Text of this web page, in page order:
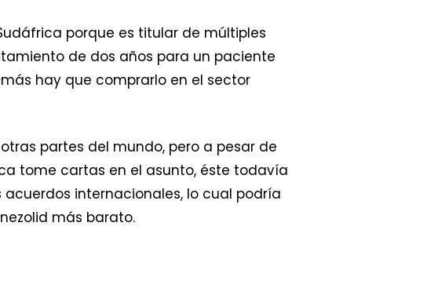
porque es titular de múltiples
de dos años para un paciente
hay que comprarlo en el sector
partes del mundo, pero a pesar de
tome cartas en el asunto, éste todavía
internacionales, lo cual podría
más barato.